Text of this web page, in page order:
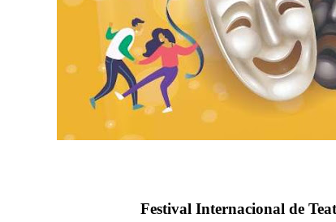
Festival Internacional de